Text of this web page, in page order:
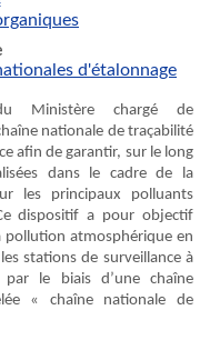
d'étalonnage
Ministère chargé de
nationale de traçabilité
afin de garantir, sur le long
dans le cadre de la
les principaux polluants
dispositif a pour objectif
pollution atmosphérique en
stations de surveillance à
le biais d’une chaîne
« chaîne nationale de